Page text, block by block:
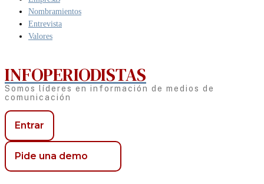
Nombramientos
Entrevista
Valores
INFOPERIODISTAS
Somos líderes en información de medios de
comunicación
Entrar
Pide una demo